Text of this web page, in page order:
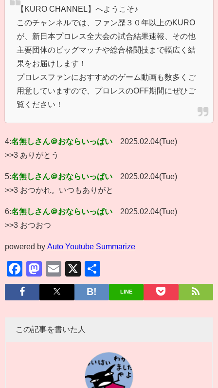
【KURO CHANNEL】へようこそ♪
このチャンネルでは、ファン歴３０年以上のKURO
が、新日本プロレス全大会の試合結果速報、その他
主要団体のビッグマッチや総合格闘技まで幅広く結
果をお届けします！
プロレスファンにおすすめのゲーム動画も数多くご
用意していますので、プロレスのOFF期間にぜひご
覧ください！
4:名無しさん＠おならいっぱい
2025.02.04(Tue)
>>3 ありがとう
5:名無しさん＠おならいっぱい
2025.02.04(Tue)
>>3 おつかれ。いつもありがと
6:名無しさん＠おならいっぱい
2025.02.04(Tue)
>>3 おつおつ
powered by Auto Youtube Summarize
Facebook
Mastodon
Email
X
有
LINE
この記事を書いた人